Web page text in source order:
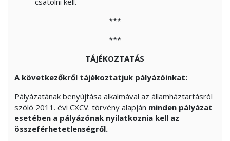
***
***
TÁJÉKOZTATÁS
A következőkről tájékoztatjuk pályázóinkat:
Pályázatának benyújtása alkalmával az államháztartásról
szóló 2011. évi CXCV. törvény alapján minden pályázat
esetében a pályázónak nyilatkoznia kell az
összeférhetetlenségről.